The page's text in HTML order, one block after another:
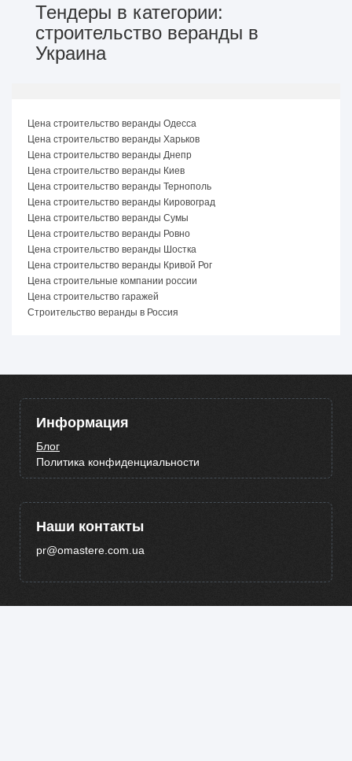
Тендеры в категории:
строительство веранды в
Украина
Цена строительство веранды Одесса
Цена строительство веранды Харьков
Цена строительство веранды Днепр
Цена строительство веранды Киев
Цена строительство веранды Тернополь
Цена строительство веранды Кировоград
Цена строительство веранды Сумы
Цена строительство веранды Ровно
Цена строительство веранды Шостка
Цена строительство веранды Кривой Рог
Цена строительные компании россии
Цена строительство гаражей
Строительство веранды в Россия
Информация
Блог
Политика конфиденциальности
Наши контакты
pr@omastere.com.ua